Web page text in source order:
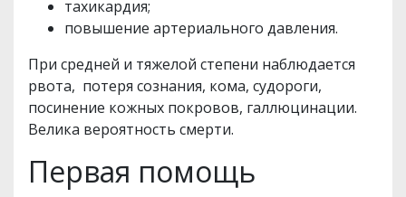
тахикардия;
повышение артериального давления.
При средней и тяжелой степени наблюдается
рвота, потеря сознания, кома, судороги,
посинение кожных покровов, галлюцинации.
Велика вероятность смерти.
Первая помощь